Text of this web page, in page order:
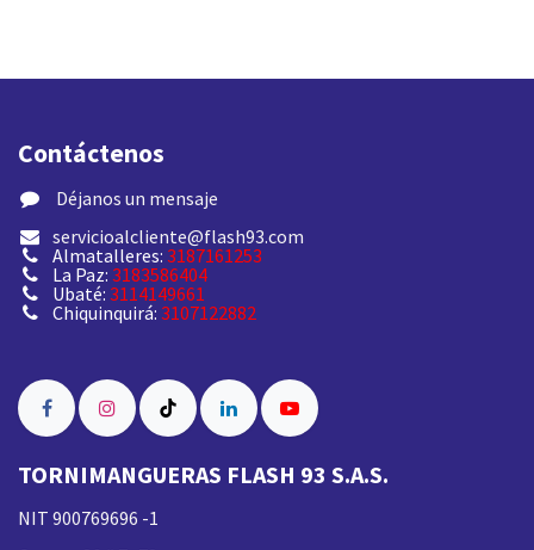
Contáctenos
​ Déjanos un mensaje
servicioalcliente@flash93.com
Almatalleres: 3187161253
La Paz: 3183586404
Ubaté: 3114149661
Chiquinquirá: 3107122882
TORNIMANGUERAS FLASH 93 S.A.S.
NIT 900769696 -1